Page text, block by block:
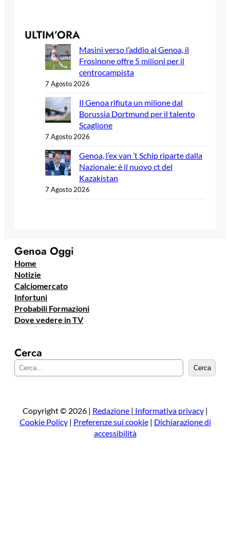
ULTIM’ORA
Masini verso l’addio al Genoa, il
Frosinone offre 5 milioni per il
centrocampista
7 Agosto 2026
Il Genoa rifiuta un milione dal
Borussia Dortmund per il talento
Scaglione
7 Agosto 2026
Genoa, l’ex van ’t Schip riparte dalla
Nazionale: è il nuovo ct del
Kazakistan
7 Agosto 2026
Genoa Oggi
Home
Notizie
Calciomercato
Infortuni
Probabili Formazioni
Dove vedere in TV
Cerca
e
a
Cerca
Copyright © 2026 | Redazione | Informativa privacy|
Cookie Policy| Preferenze sui cookie| Dichiarazione di
accessibilità